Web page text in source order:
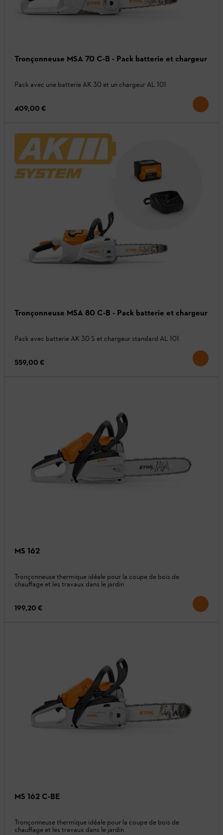
Tronçonneuse MSA 70 C-B - Pack batterie et chargeur
Pack avec une batterie AK 30 et un chargeur AL 101
409,00 €
Tronçonneuse MSA 80 C-B - Pack batterie et chargeur
Pack avec batterie AK 30 S et chargeur standard AL 101
559,00 €
MS 162
Tronçonneuse thermique idéale pour la coupe de bois de
chauffage et les travaux dans le jardin
199,20 €
MS 162 C-BE
Tronçonneuse thermique idéale pour la coupe de bois de
chauffage et les travaux dans le jardin